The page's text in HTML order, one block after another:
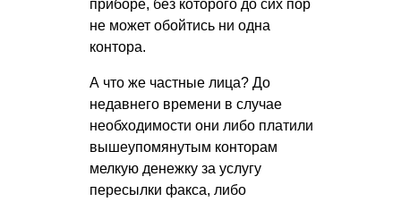
приборе, без которого до сих пор
не может обойтись ни одна
контора.
А что же частные лица? До
недавнего времени в случае
необходимости они либо платили
вышеупомянутым конторам
мелкую денежку за услугу
пересылки факса, либо